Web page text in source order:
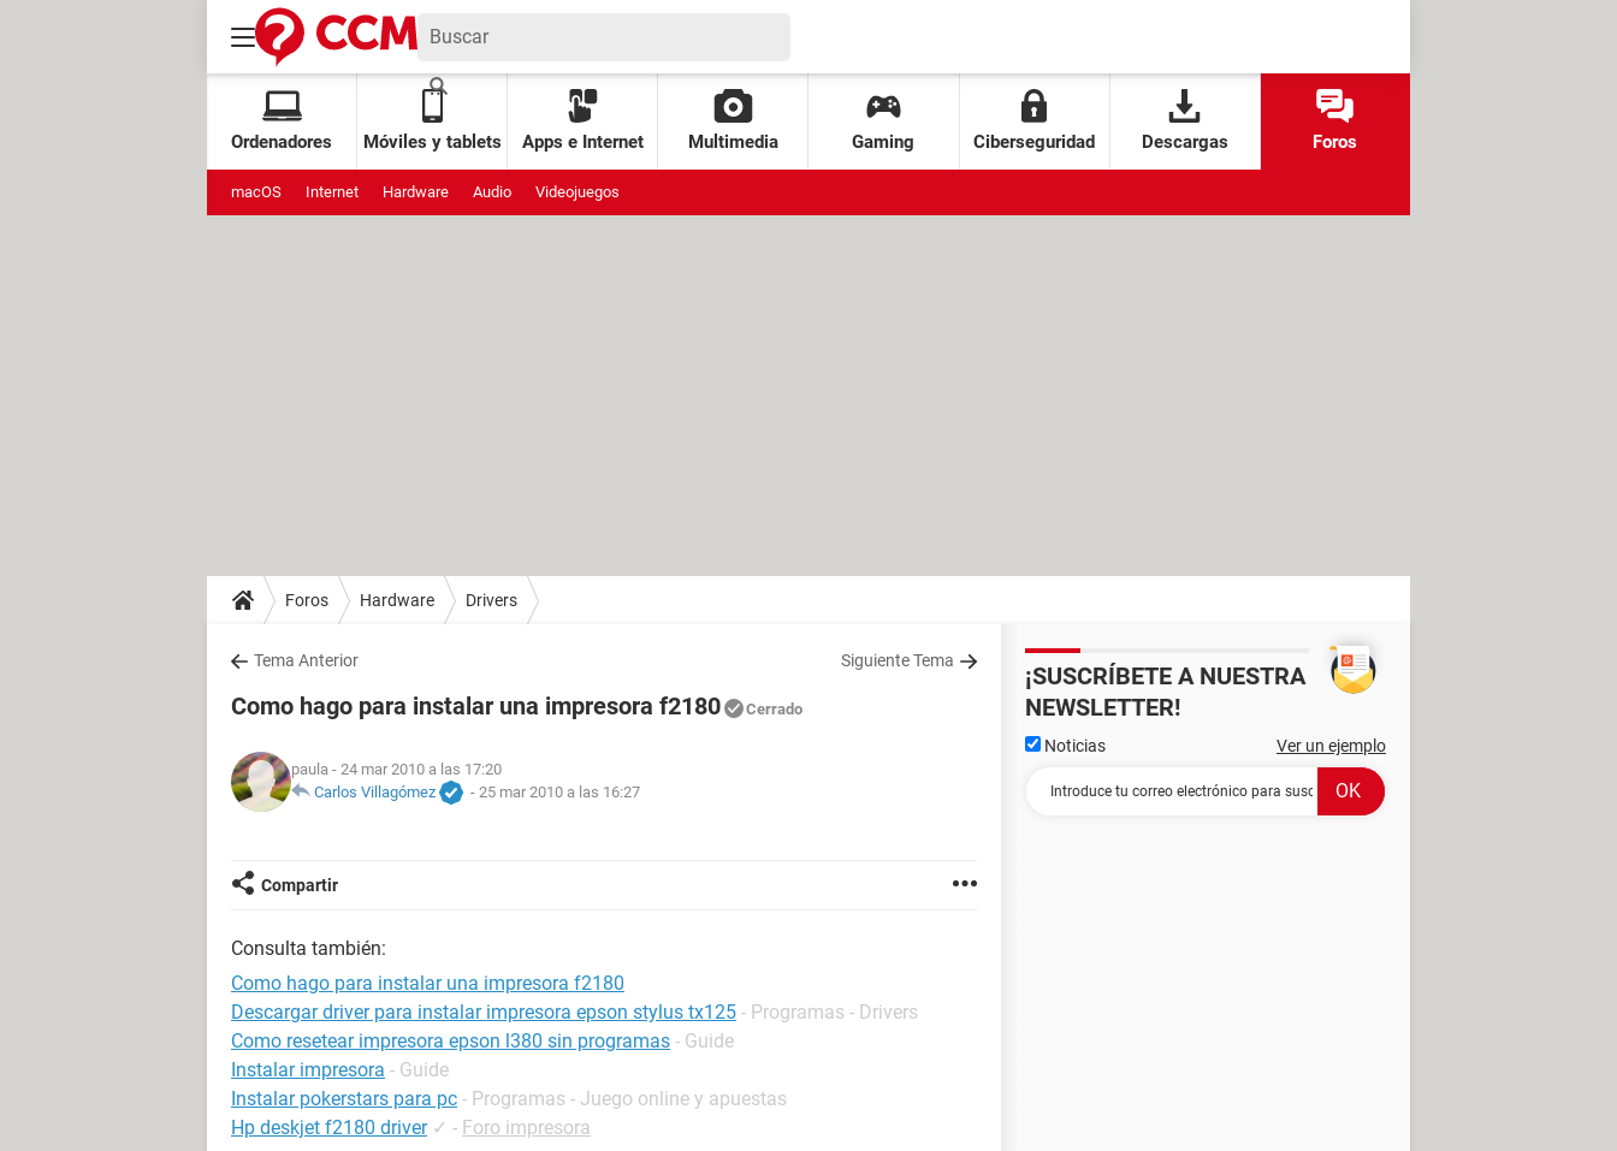
Ordenadores Móviles y tablets Apps e Internet Multimedia Gaming Ciberseguridad Descargas Foros
macOS Internet Hardware Audio Videojuegos
Foros Hardware Drivers
Tema Anterior Siguiente Tema
Como hago para instalar una impresora f2180 Cerrado
paula - 24 mar 2010 a las 17:20
Carlos Villagómez
- 25 mar 2010 a las 16:27
Compartir
Consulta también:
Como hago para instalar una impresora f2180
Descargar driver para instalar impresora epson stylus tx125 - Programas - Drivers
Como resetear impresora epson l380 sin programas - Guide
Instalar impresora - Guide
Instalar pokerstars para pc - Programas - Juego online y apuestas
Hp deskjet f2180 driver ✓ - Foro impresora
¡SUSCRÍBETE A NUESTRA
NEWSLETTER!
Noticias Ver un ejemplo